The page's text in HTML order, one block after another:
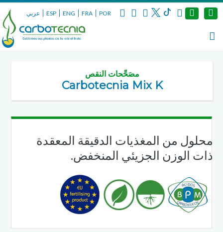
عربي ESP ENG FRA POR
مصَحِّحات النقص
Carbotecnia Mix K
محلول من المغذيات الدقيقة المعقدة
ذات الوزن الجزيئي المنخفض.